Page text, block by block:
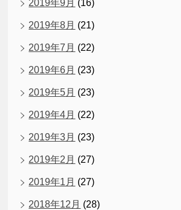
2019年9月 (16)
2019年8月 (21)
2019年7月 (22)
2019年6月 (23)
2019年5月 (23)
2019年4月 (22)
2019年3月 (23)
2019年2月 (27)
2019年1月 (27)
2018年12月 (28)